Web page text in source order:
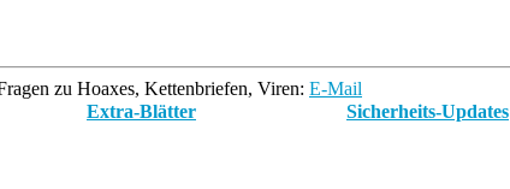
zu Hoaxes, Kettenbriefen, Viren: E-Mail
Extra-Blätter Sicherheits-Updates